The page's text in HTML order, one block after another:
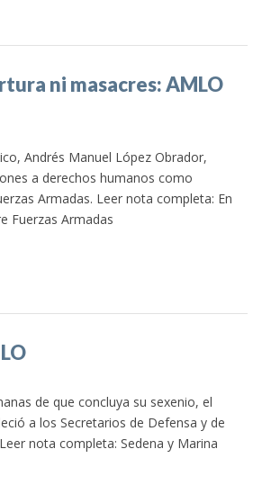
ni masacres: AMLO
Andrés Manuel López Obrador,
a derechos humanos como
Armadas. Leer nota completa: En
Fuerzas Armadas
de que concluya su sexenio, el
a los Secretarios de Defensa y de
nota completa: Sedena y Marina